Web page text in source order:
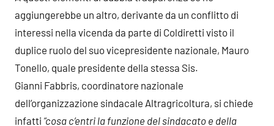
aggiungerebbe un altro, derivante da un conflitto di
interessi nella vicenda da parte di Coldiretti visto il
duplice ruolo del suo vicepresidente nazionale, Mauro
Tonello, quale presidente della stessa Sis.
Gianni Fabbris, coordinatore nazionale
dell’organizzazione sindacale Altragricoltura, si chiede
infatti “cosa c’entri la funzione del sindacato e della